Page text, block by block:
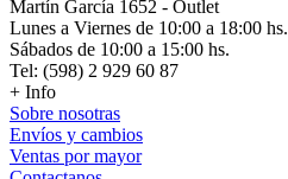
Martín García 1652 - Outlet
Lunes a Viernes de 10:00 a 18:00 hs.
Sábados de 10:00 a 15:00 hs.
Tel: (598) 2 929 60 87
+ Info
Sobre nosotras
Envíos y cambios
Ventas por mayor